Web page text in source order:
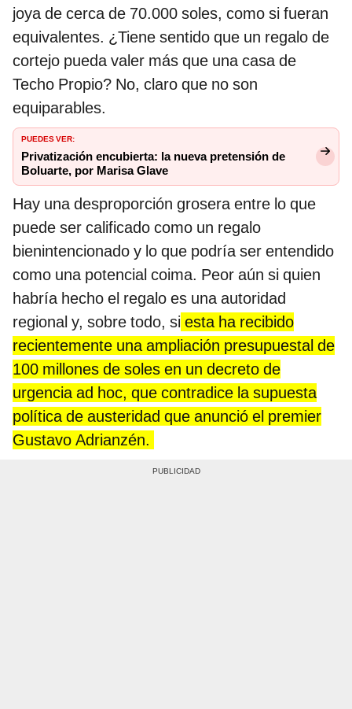
joya de cerca de 70.000 soles, como si fueran
equivalentes. ¿Tiene sentido que un regalo de
cortejo pueda valer más que una casa de
Techo Propio? No, claro que no son
equiparables.
PUEDES VER:
Privatización encubierta: la nueva pretensión de
Boluarte, por Marisa Glave
Hay una desproporción grosera entre lo que
puede ser calificado como un regalo
bienintencionado y lo que podría ser entendido
como una potencial coima. Peor aún si quien
habría hecho el regalo es una autoridad
regional y, sobre todo, si esta ha recibido
recientemente una ampliación presupuestal de
100 millones de soles en un decreto de
urgencia ad hoc, que contradice la supuesta
política de austeridad que anunció el premier
Gustavo Adrianzén.